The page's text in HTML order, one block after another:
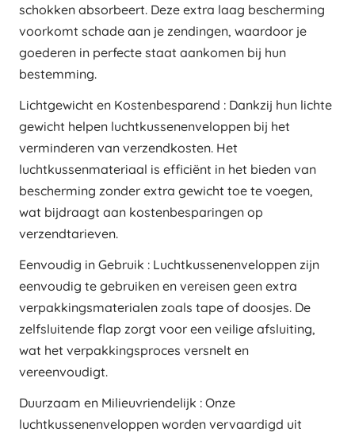
schokken absorbeert. Deze extra laag bescherming
voorkomt schade aan je zendingen, waardoor je
goederen in perfecte staat aankomen bij hun
bestemming.
Lichtgewicht en Kostenbesparend : Dankzij hun lichte
gewicht helpen luchtkussenenveloppen bij het
verminderen van verzendkosten. Het
luchtkussenmateriaal is efficiënt in het bieden van
bescherming zonder extra gewicht toe te voegen,
wat bijdraagt aan kostenbesparingen op
verzendtarieven.
Eenvoudig in Gebruik : Luchtkussenenveloppen zijn
eenvoudig te gebruiken en vereisen geen extra
verpakkingsmaterialen zoals tape of doosjes. De
zelfsluitende flap zorgt voor een veilige afsluiting,
wat het verpakkingsproces versnelt en
vereenvoudigt.
Duurzaam en Milieuvriendelijk : Onze
luchtkussenenveloppen worden vervaardigd uit